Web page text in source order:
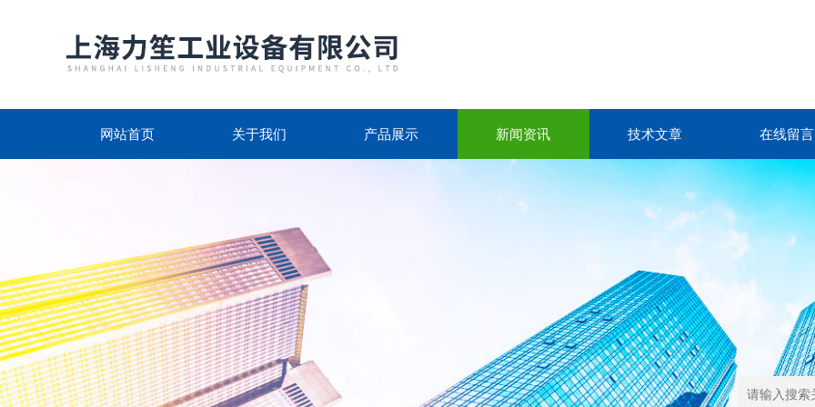
网站首页 关于我们 产品展示 新闻资讯 技术文章 在线留言